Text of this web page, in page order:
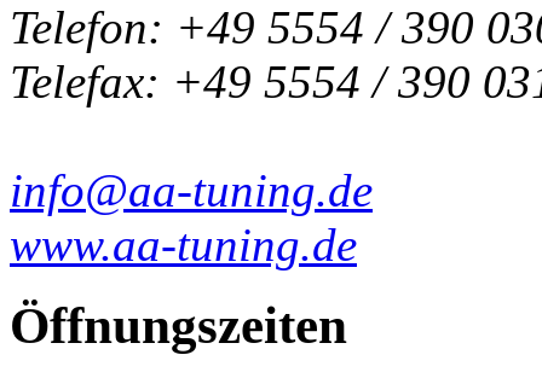
Telefon: +49 5554 / 390
Telefax: +49 5554 / 390
info@aa-tuning.de
www.aa-tuning.de
Öffnungszeiten